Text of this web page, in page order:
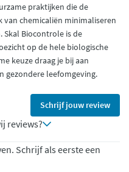
praktijken die de
chemicaliën minimaliseren
Skal Biocontrole is de
op de hele biologische
keuze draag je bij aan
gezondere leefomgeving.
Schrijf jouw review
reviews?
Schrijf als eerste een